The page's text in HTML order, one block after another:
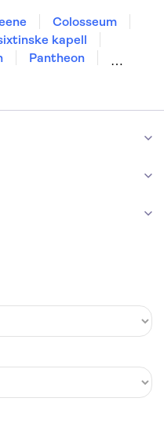
Colosseum
kapell
Pantheon
Potter Studios